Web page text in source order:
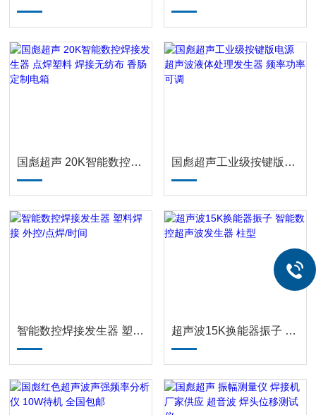
国彪超声 20K智能数控焊接发生器 点焊塑料 焊接无纺布 香肠 定制电箱 国彪超声工业级按键版电源 超声波液体处理发生器 频率功率可调
智能数控焊接发生器 塑料焊接 外控/点焊/时间 超声波15K换能器振子 智能数控超声波发生器 柱型